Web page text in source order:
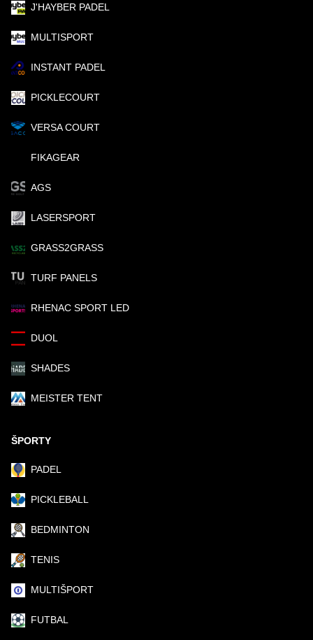
J'HAYBER PADEL
MULTISPORT
INSTANT PADEL
PICKLECOURT
VERSA COURT
FIKAGEAR
AGS
LASERSPORT
GRASS2GRASS
TURF PANELS
RHENAC SPORT LED
DUOL
SHADES
MEISTER TENT
ŠPORTY
PADEL
PICKLEBALL
BEDMINTON
TENIS
MULTIŠPORT
FUTBAL